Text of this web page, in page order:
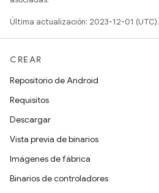
Última actualización: 2023-12-01 (UTC).
CREAR
Repositorio de Android
Requisitos
Descargar
Vista previa de binarios
Imágenes de fábrica
Binarios de controladores